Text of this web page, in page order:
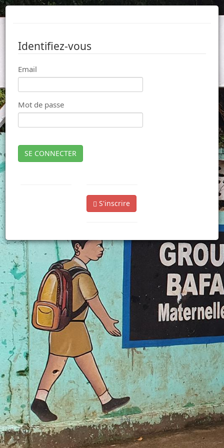
Identifiez-vous
Email
Mot de passe
SE CONNECTER
S'inscrire